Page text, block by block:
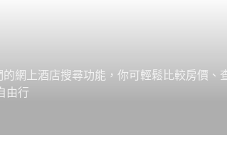
網上酒店搜尋功能，你可輕鬆比較房價、
由行